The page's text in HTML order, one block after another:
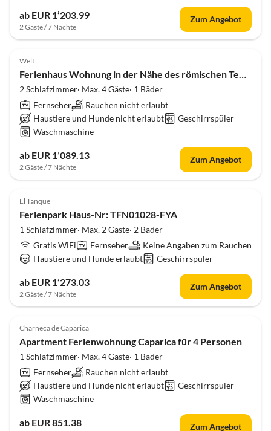
ab EUR 1’203.99
2 Gäste / 7 Nächte
Zum Angebot
Welt
Ferienhaus Wohnung in der Nähe des römischen Tempels
2 Schlafzimmer· Max. 4 Gäste· 1 Bäder
Fernseher
Rauchen nicht erlaubt
Haustiere und Hunde nicht erlaubt
Geschirrspüler
Waschmaschine
ab EUR 1’089.13
2 Gäste / 7 Nächte
Zum Angebot
El Tanque
Ferienpark Haus-Nr: TFN01028-FYA
1 Schlafzimmer· Max. 2 Gäste· 2 Bäder
Gratis WiFi
Fernseher
Keine Angaben zum Rauchen
Haustiere und Hunde erlaubt
Geschirrspüler
ab EUR 1’273.03
2 Gäste / 7 Nächte
Zum Angebot
Charneca de Caparica
Apartment Ferienwohnung Caparica für 4 Personen
1 Schlafzimmer· Max. 4 Gäste· 1 Bäder
Fernseher
Rauchen nicht erlaubt
Haustiere und Hunde nicht erlaubt
Geschirrspüler
Waschmaschine
ab EUR 851.38 Zum Angebot